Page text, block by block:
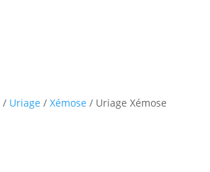
/ Uriage / Xémose / Uriage Xémose